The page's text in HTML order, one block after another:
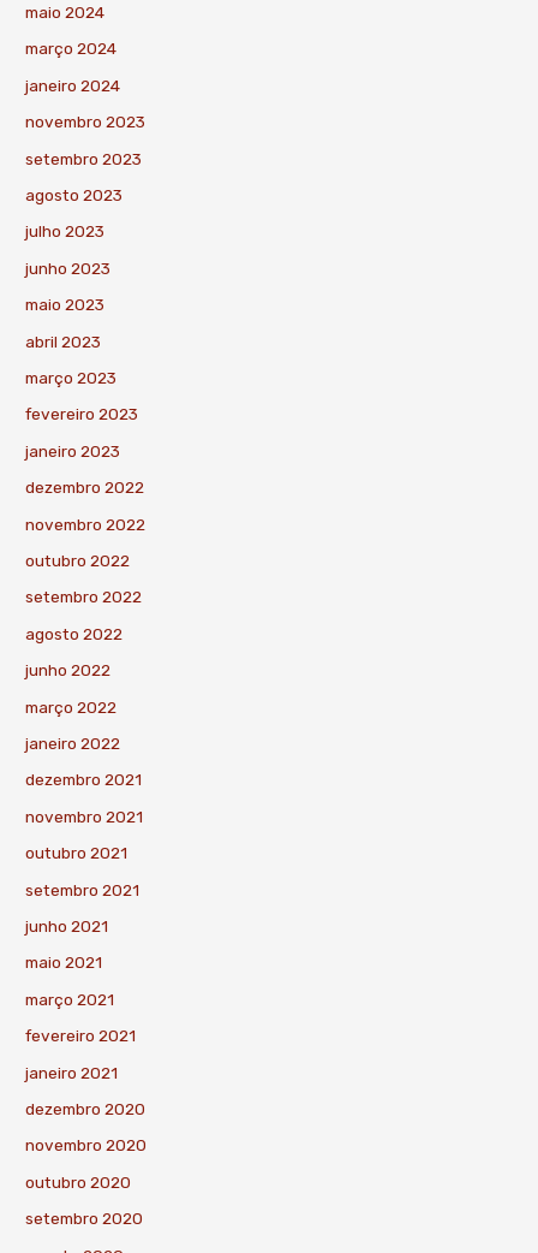
maio 2024
março 2024
janeiro 2024
novembro 2023
setembro 2023
agosto 2023
julho 2023
junho 2023
maio 2023
abril 2023
março 2023
fevereiro 2023
janeiro 2023
dezembro 2022
novembro 2022
outubro 2022
setembro 2022
agosto 2022
junho 2022
março 2022
janeiro 2022
dezembro 2021
novembro 2021
outubro 2021
setembro 2021
junho 2021
maio 2021
março 2021
fevereiro 2021
janeiro 2021
dezembro 2020
novembro 2020
outubro 2020
setembro 2020